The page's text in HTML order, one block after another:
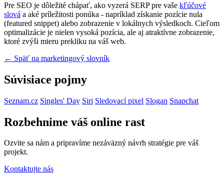
Pre SEO je dôležité chápať, ako vyzerá SERP pre vaše kľúčové
slová a aké príležitosti ponúka - napríklad získanie pozície nula
(featured snippet) alebo zobrazenie v lokálnych výsledkoch. Cieľom
optimalizácie je nielen vysoká pozícia, ale aj atraktívne zobrazenie,
ktoré zvýši mieru prekliku na váš web.
← Späť na marketingový slovník
Súvisiace pojmy
Seznam.cz Singles' Day Siri Sledovací pixel Slogan Snapchat
Rozbehnime váš online rast
Ozvite sa nám a pripravíme nezáväzný návrh stratégie pre váš
projekt.
Kontaktujte nás